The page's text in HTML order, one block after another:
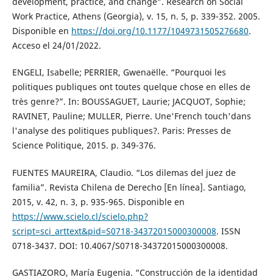
Work Practice, Athens (Georgia), v. 15, n. 5, p. 339-352. 2005.
Disponible en https://doi.org/10.1177/1049731505276680.
Acceso el 24/01/2022.
ENGELI, Isabelle; PERRIER, Gwenaëlle. “Pourquoi les
politiques publiques ont toutes quelque chose en elles de
très genre?”. In: BOUSSAGUET, Laurie; JACQUOT, Sophie;
RAVINET, Pauline; MULLER, Pierre. Une'French touch'dans
l'analyse des politiques publiques?. Paris: Presses de
Science Politique, 2015. p. 349-376.
FUENTES MAUREIRA, Claudio. “Los dilemas del juez de
familia”. Revista Chilena de Derecho [En línea]. Santiago,
2015, v. 42, n. 3, p. 935-965. Disponible en
https://www.scielo.cl/scielo.php?
script=sci_arttext&pid=S0718-34372015000300008. ISSN
0718-3437. DOI: 10.4067/S0718-34372015000300008.
GASTIAZORO, María Eugenia. “Construcción de la identidad